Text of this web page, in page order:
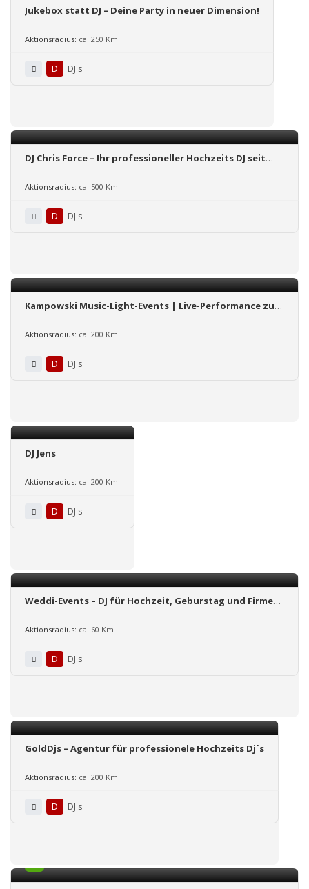
Jukebox statt DJ – Deine Party in neuer Dimension!
Aktionsradius: ca. 250 Km
D DJ's
DJ Chris Force – Ihr professioneller Hochzeits DJ seit
Aktionsradius: ca. 500 Km
D DJ's
Kampowski Music-Light-Events | Live-Performance zum
Aktionsradius: ca. 200 Km
D DJ's
DJ Jens
Aktionsradius: ca. 200 Km
D DJ's
Weddi-Events – DJ für Hochzeit, Geburstag und Firmen-
Aktionsradius: ca. 60 Km
D DJ's
GoldDjs – Agentur für professionele Hochzeits Dj´s
Aktionsradius: ca. 200 Km
D DJ's